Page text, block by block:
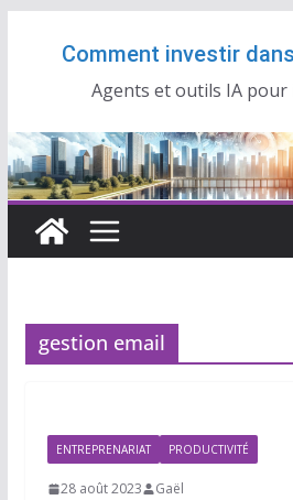
Comment investir
Agents et outils IA pour
gestion email
ENTREPRENARIAT PRODUCTIVITÉ
28 août 2023 Gaël